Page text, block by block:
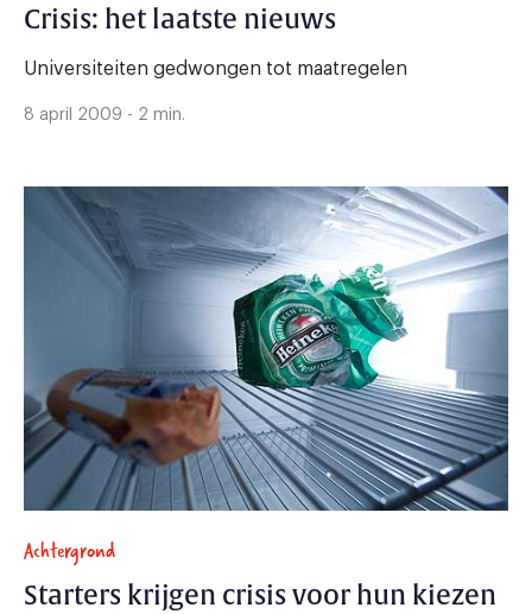
Crisis: het laatste nieuws
Universiteiten gedwongen tot maatregelen
8 april 2009 - 2 min.
Achtergrond
Starters krijgen crisis voor hun kiezen